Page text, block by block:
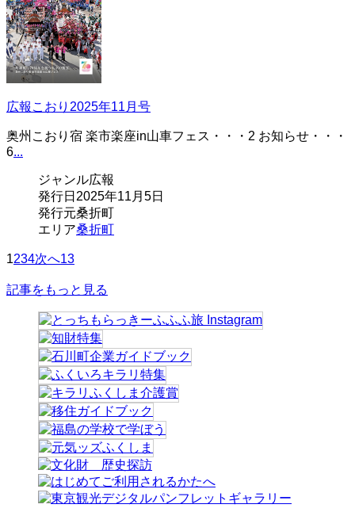
広報こおり2025年11月号
奥州こおり宿 楽市楽座in山車フェス・・・2 お知らせ・・・
6...
ジャンル広報
発行日 2025年11月5日
発行元桑折町
エリア桑折町
1234次へ13
記事をもっと見る